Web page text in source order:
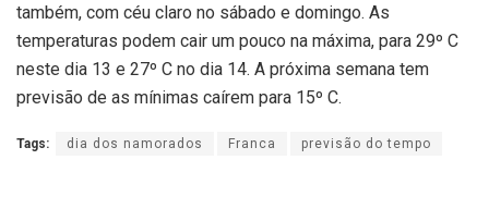
também, com céu claro no sábado e domingo. As
temperaturas podem cair um pouco na máxima, para 29º C
neste dia 13 e 27º C no dia 14. A próxima semana tem
previsão de as mínimas caírem para 15º C.
Tags: dia dos namorados Franca previsão do tempo